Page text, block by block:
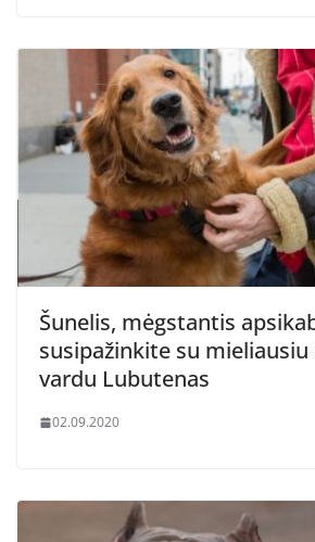
Šunelis, mėgstantis
susipažinkite su mieliausiu
vardu Lubutenas
02.09.2020